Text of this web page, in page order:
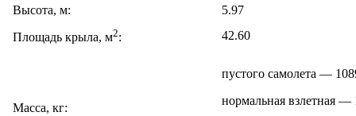
Высота, м:
5.97
Площадь крыла, м2: 42.60
Масса, кг:
пустого самолета —
нормальная взлетная —